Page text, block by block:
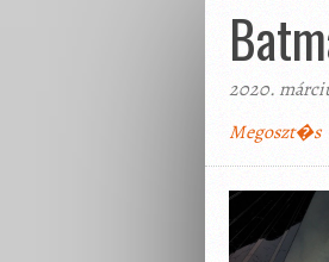
2020.
Megoszt�s